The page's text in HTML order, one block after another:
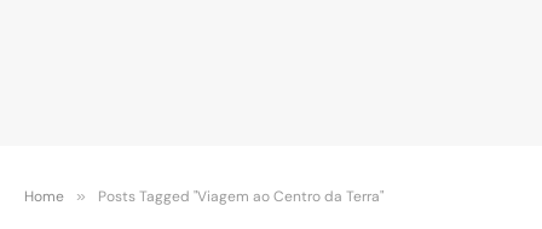
Home » Posts Tagged "Viagem ao Centro da Terra"